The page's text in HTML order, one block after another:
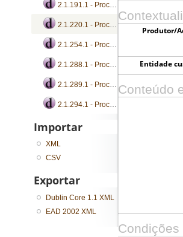
Produtor/
Entidade
Conteúdo
2.1.191.1 - Processo de consulta
2.1.220.1 - Processo de consulta
2.1.254.1 - Processo de consulta
2.1.288.1 - Processo de consulta
2.1.289.1 - Processo de consulta
2.1.294.1 - Processo de consulta
Importar
XML
CSV
Exportar
Dublin Core 1.1 XML
EAD 2002 XML